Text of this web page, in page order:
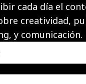
cada día el
creatividad,
y comunicación.